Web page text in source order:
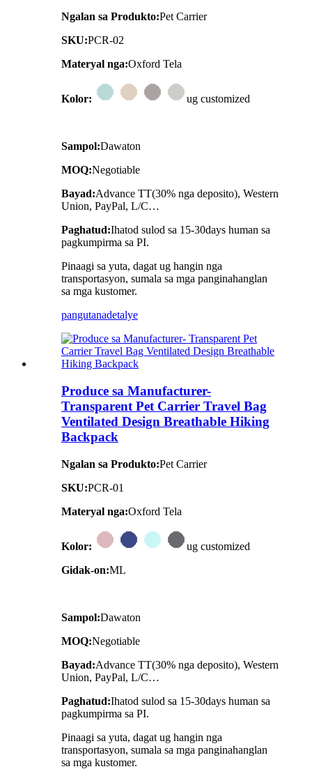
Ngalan sa Produkto:Pet Carrier
SKU:PCR-02
Materyal nga:Oxford Tela
Kolor: ug customized
Sampol:Dawaton
MOQ:Negotiable
Bayad:Advance TT(30% nga deposito), Western
Union, PayPal, L/C…
Paghatud:Ihatod sulod sa 15-30days human sa
pagkumpirma sa PI.
Pinaagi sa yuta, dagat ug hangin nga
transportasyon, sumala sa mga panginahanglan
sa mga kustomer.
pangutanadetalye
Produce sa Manufacturer-
Transparent Pet Carrier Travel Bag
Ventilated Design Breathable Hiking
Backpack
Ngalan sa Produkto:Pet Carrier
SKU:PCR-01
Materyal nga:Oxford Tela
Kolor:
ug customized
Gidak-on:ML
Sampol:Dawaton
MOQ:Negotiable
Bayad:Advance TT(30% nga deposito), Western
Union, PayPal, L/C…
Paghatud:Ihatod sulod sa 15-30days human sa
pagkumpirma sa PI.
Pinaagi sa yuta, dagat ug hangin nga
transportasyon, sumala sa mga panginahanglan
sa mga kustomer.